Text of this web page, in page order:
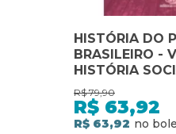
HISTÓRIA DO
BRASILEIRO -
HISTÓRIA
PORTUGUÊS
HISTÓRIA
HISTÓRIA
R$ 79,90
R$ 63,92
R$ 63,92